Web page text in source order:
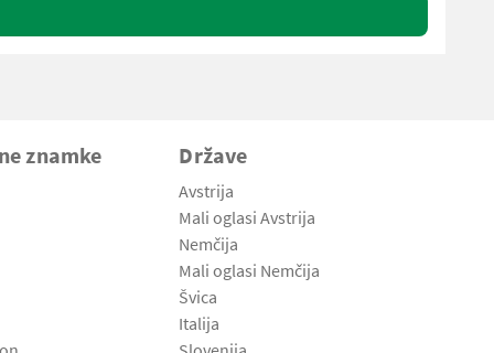
znamke Države
Avstrija
Mali oglasi Avstrija
Nemčija
Mali oglasi Nemčija
Švica
Italija